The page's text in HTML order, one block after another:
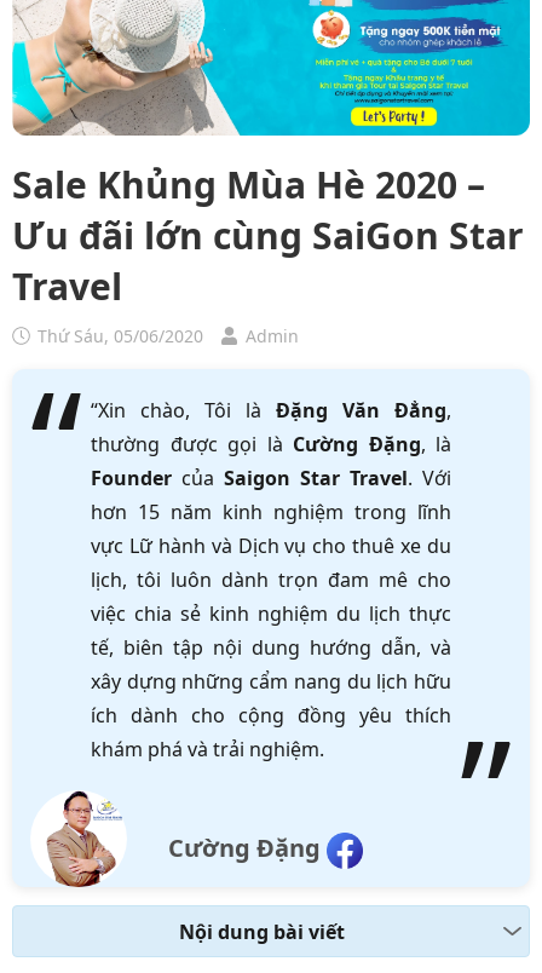
Sale Khủng Mùa Hè 2020 –
Ưu đãi lớn cùng SaiGon Star
Travel
Thứ Sáu, 05/06/2020 Admin
“Xin chào, Tôi là Đặng Văn Đẳng,
thường được gọi là Cường Đặng, là
Founder của Saigon Star Travel. Với
hơn 15 năm kinh nghiệm trong lĩnh
vực Lữ hành và Dịch vụ cho thuê xe du
lịch, tôi luôn dành trọn đam mê cho
việc chia sẻ kinh nghiệm du lịch thực
tế, biên tập nội dung hướng dẫn, và
xây dựng những cẩm nang du lịch hữu
ích dành cho cộng đồng yêu thích
khám phá và trải nghiệm.
Cường Đặng
Nội dung bài viết